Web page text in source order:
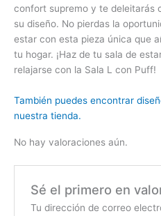
confort supremo y te deleitarás
su diseño. No pierdas la
estar con esta pieza única que
tu hogar. ¡Haz de tu sala de
relajarse con la Sala L con Puff!
También puedes encontrar
nuestra tienda.
No hay valoraciones aún.
Sé el primero en
Tu dirección de correo